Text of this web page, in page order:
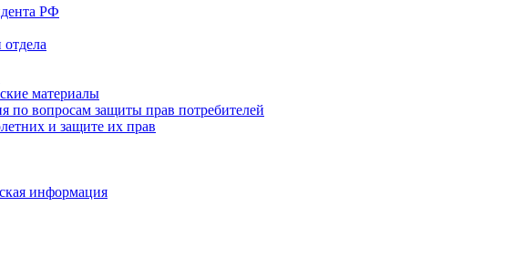
РФ
материалы
по вопросам защиты прав потребителей
и защите их прав
информация